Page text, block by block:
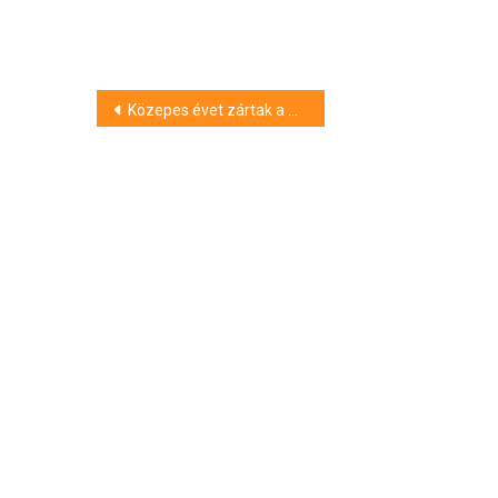
Bejegyzés
Közepes évet zártak a hazai dinnyetermelők